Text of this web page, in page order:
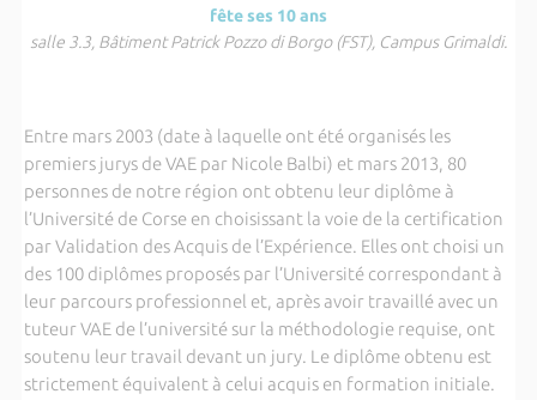
fête ses 10 ans
salle 3.3, Bâtiment Patrick Pozzo di Borgo (FST), Campus Grimaldi.
Entre mars 2003 (date à laquelle ont été organisés les
premiers jurys de VAE par Nicole Balbi) et mars 2013, 80
personnes de notre région ont obtenu leur diplôme à
l’Université de Corse en choisissant la voie de la certification
par Validation des Acquis de l’Expérience. Elles ont choisi un
des 100 diplômes proposés par l’Université correspondant à
leur parcours professionnel et, après avoir travaillé avec un
tuteur VAE de l’université sur la méthodologie requise, ont
soutenu leur travail devant un jury. Le diplôme obtenu est
strictement équivalent à celui acquis en formation initiale.